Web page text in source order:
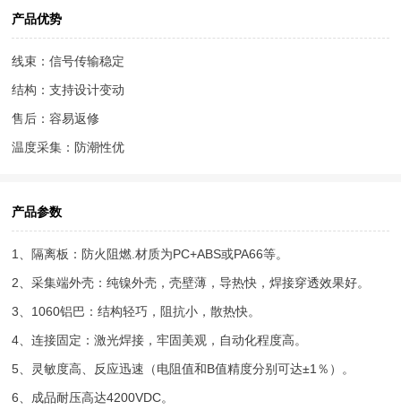
产品优势
线束：信号传输稳定
结构：支持设计变动
售后：容易返修
温度采集：防潮性优
产品参数
1、隔离板：防火阻燃.材质为PC+ABS或PA66等。
2、采集端外壳：纯镍外壳，壳壁薄，导热快，焊接穿透效果好。
3、1060铝巴：结构轻巧，阻抗小，散热快。
4、连接固定：激光焊接，牢固美观，自动化程度高。
5、灵敏度高、反应迅速（电阻值和B值精度分别可达±1％）。
6、成品耐压高达4200VDC。